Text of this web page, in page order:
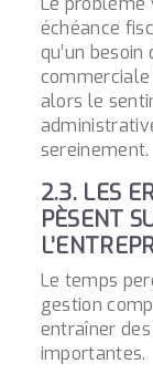
échéance
qu’un
commerciale
alors le
sereinement.
2.3. LES
PÈSENT
Le temps
gestion
entraîner
importantes.